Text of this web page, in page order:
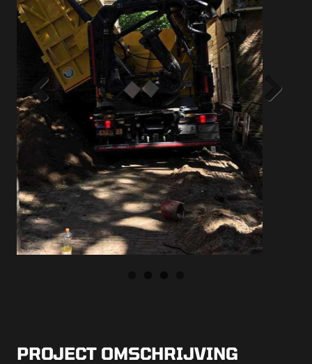
Previous Next
PROJECT OMSCHRIJVING